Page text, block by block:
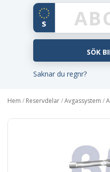
Saknar du regnr?
Hem / Reservdelar/Avgassystem /